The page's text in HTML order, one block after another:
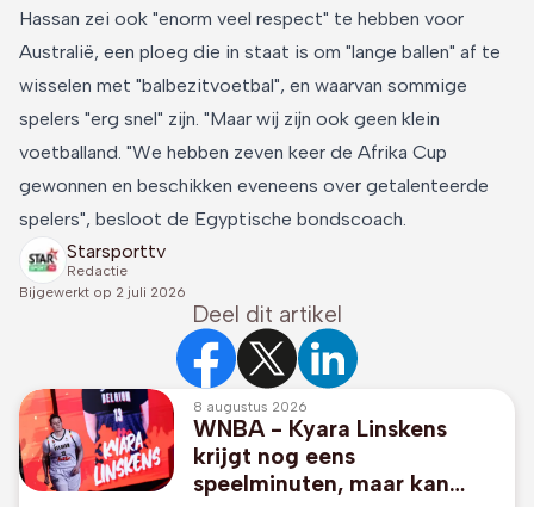
Hassan zei ook "enorm veel respect" te hebben voor
Australië, een ploeg die in staat is om "lange ballen" af te
wisselen met "balbezitvoetbal", en waarvan sommige
spelers "erg snel" zijn. "Maar wij zijn ook geen klein
voetballand. "We hebben zeven keer de Afrika Cup
gewonnen en beschikken eveneens over getalenteerde
spelers", besloot de Egyptische bondscoach.
Starsporttv
Redactie
Bijgewerkt op 2 juli 2026
Deel dit artikel
8 augustus 2026
WNBA - Kyara Linskens
krijgt nog eens
speelminuten, maar kan